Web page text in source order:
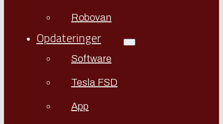
Robovan
Opdateringer
Software
Tesla FSD
App